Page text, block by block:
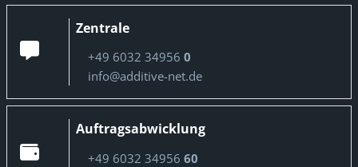
Zentrale
+49 6032 34956 0
info@additive-net.de
Auftragsabwicklung
+49 6032 34956 60